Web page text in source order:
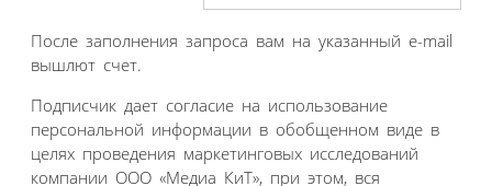
После заполнения запроса вам на указанный e-mail
вышлют счет.
Подписчик дает согласие на использование
персональной информации в обобщенном виде в
целях проведения маркетинговых исследований
компании ООО «Медиа КиТ», при этом, вся